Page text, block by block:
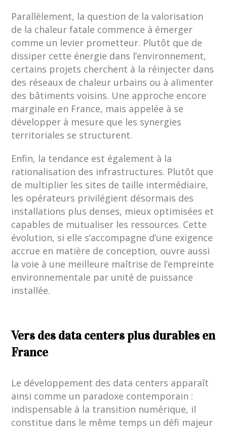
Parallèlement, la question de la valorisation
de la chaleur fatale commence à émerger
comme un levier prometteur. Plutôt que de
dissiper cette énergie dans l’environnement,
certains projets cherchent à la réinjecter dans
des réseaux de chaleur urbains ou à alimenter
des bâtiments voisins. Une approche encore
marginale en France, mais appelée à se
développer à mesure que les synergies
territoriales se structurent.
Enfin, la tendance est également à la
rationalisation des infrastructures. Plutôt que
de multiplier les sites de taille intermédiaire,
les opérateurs privilégient désormais des
installations plus denses, mieux optimisées et
capables de mutualiser les ressources. Cette
évolution, si elle s’accompagne d’une exigence
accrue en matière de conception, ouvre aussi
la voie à une meilleure maîtrise de l’empreinte
environnementale par unité de puissance
installée.
Vers des data centers plus durables en
France
Le développement des data centers apparaît
ainsi comme un paradoxe contemporain :
indispensable à la transition numérique, il
constitue dans le même temps un défi majeur